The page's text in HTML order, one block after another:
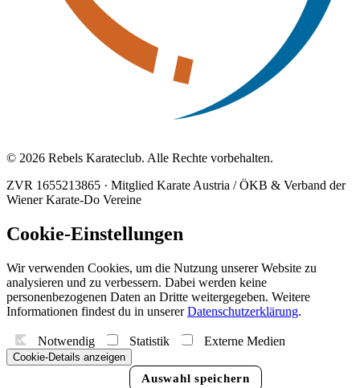
© 2026 Rebels Karateclub. Alle Rechte vorbehalten.
ZVR 1655213865 · Mitglied Karate Austria / ÖKB & Verband der
Wiener Karate-Do Vereine
Cookie-Einstellungen
Wir verwenden Cookies, um die Nutzung unserer Website zu
analysieren und zu verbessern. Dabei werden keine
personenbezogenen Daten an Dritte weitergegeben. Weitere
Informationen findest du in unsererDatenschutzerklärung.
Notwendig Statistik Externe Medien
Cookie-Details anzeigen
Auswahl speichern